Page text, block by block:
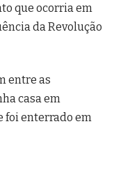
que ocorria em
da Revolução
entre as
casa em
foi enterrado em